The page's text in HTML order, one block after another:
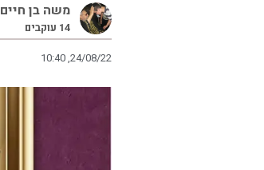
משה בן חיים
14 עוקבים
10:40 ,24/08/22